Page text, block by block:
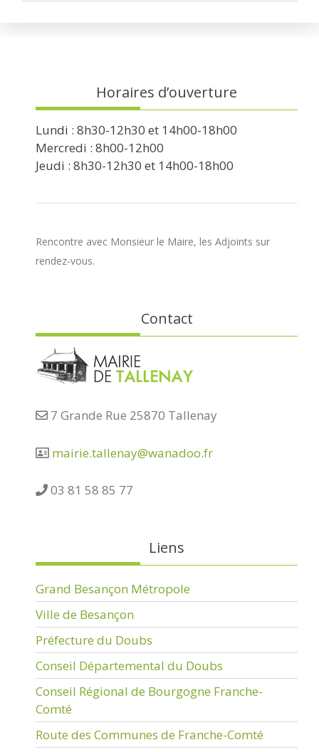
Horaires d’ouverture
Lundi : 8h30-12h30 et 14h00-18h00
Mercredi : 8h00-12h00
Jeudi : 8h30-12h30 et 14h00-18h00
Rencontre avec Monsieur le Maire, les Adjoints sur
rendez-vous.
Contact
7 Grande Rue 25870 Tallenay
mairie.tallenay@wanadoo.fr
03 81 58 85 77
Liens
Grand Besançon Métropole
Ville de Besançon
Préfecture du Doubs
Conseil Départemental du Doubs
Conseil Régional de Bourgogne Franche-
Comté
Route des Communes de Franche-Comté